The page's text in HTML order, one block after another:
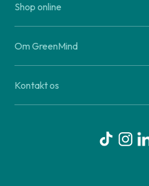
Shop online
Om GreenMind
Kontakt os